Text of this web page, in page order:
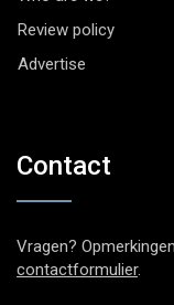
Review policy
Advertise
Contact
Vragen?
contactformulier.